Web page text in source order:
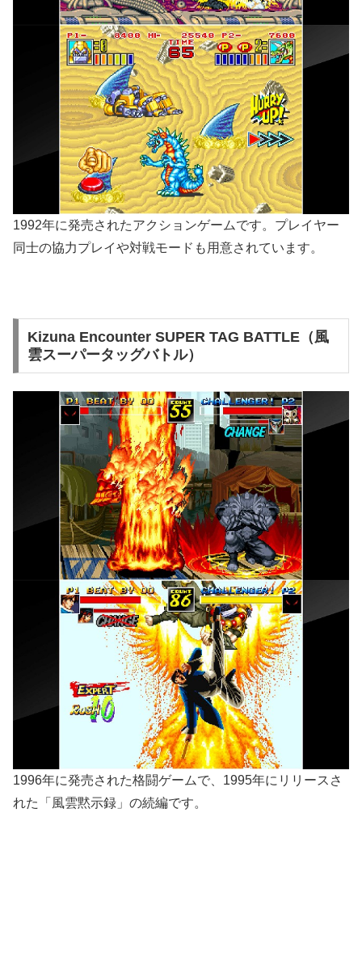
1992年に発売されたアクションゲームです。プレイヤー
同士の協力プレイや対戦モードも用意されています。
Kizuna Encounter SUPER TAG BATTLE（風
雲スーパータッグバトル）
1996年に発売された格闘ゲームで、1995年にリリースさ
れた「風雲黙示録」の続編です。